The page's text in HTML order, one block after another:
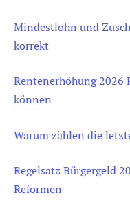
Mindestlohn und
korrekt
Rentenerhöhung 2026
können
Warum zählen die
Regelsatz Bürgergeld
Reformen